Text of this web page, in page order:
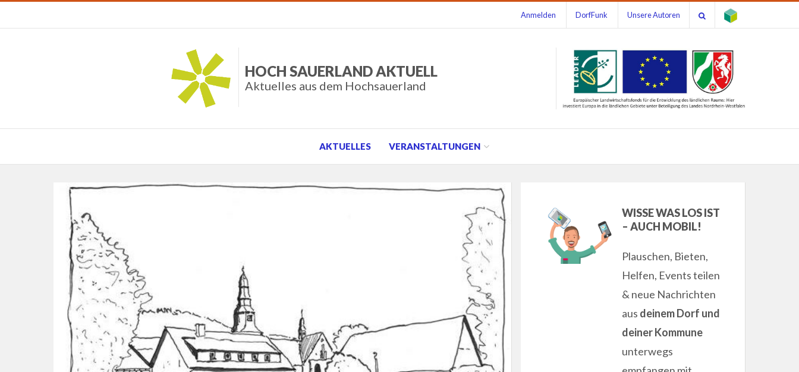
Anmelden DorfFunk Unsere Autoren
HOCH SAUERLAND AKTUELL
Aktuelles aus dem Hochsauerland
AKTUELLES VERANSTALTUNGEN
WISSE WAS LOS IST
– AUCH MOBIL!
Plauschen, Bieten,
Helfen, Events teilen
& neue Nachrichten
aus deinem Dorf und
deiner Kommune
unterwegs